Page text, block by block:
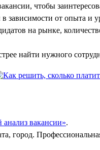
чтобы
зависимости от опыта
на рынке,
найти нужного
вакансии».
город.